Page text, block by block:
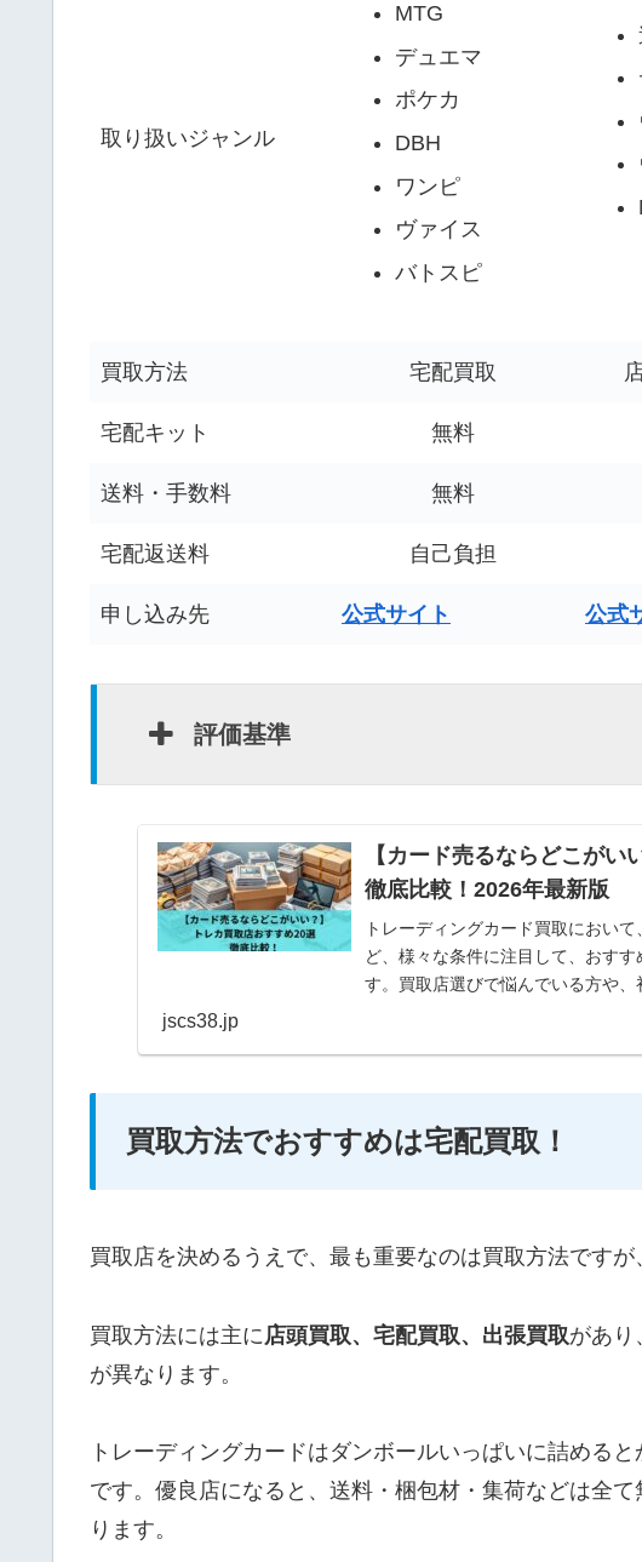
取り扱いジャンル
MTG
デュエマ
ポケカ
DBH
ワンピ
ヴァイス
バトスピ
買取方法 宅配買取
宅配キット 無料
送料・手数料 無料
宅配返送料 自己負担
申し込み先 公式サイト 公式
評価基準
【カード売るならどこが
徹底比較！2026年最新版
トレーディングカード買取におい
ど、様々な条件に注目して、おす
す。買取店選びで悩んでいる方や
jscs38.jp
買取方法でおすすめは宅配買取！
買取店を決めるうえで、最も重要なのは買取方法ですが
買取方法には主に 店頭買取、 宅配買取、出張買取があり
が異なります。
トレーディングカードはダンボールいっぱいに詰める
です。優良店になると、送料・梱包材・集荷などは全
ります。